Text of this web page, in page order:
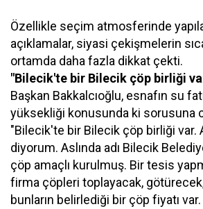
Özellikle seçim atmosferinde
açıklamalar, siyasi çekişmelerin
ortamda daha fazla dikkat çekti.
"Bilecik'te bir Bilecik çöp birliği
Başkan Bakkalcıoğlu, esnafın su
yüksekliği konusunda ki sorusuna
"Bilecik'te bir Bilecik çöp birliği var.
diyorum. Aslında adı Bilecik
çöp amaçlı kurulmuş. Bir tesis
firma çöpleri toplayacak, götürecek,
bunların belirlediği bir çöp fiyatı